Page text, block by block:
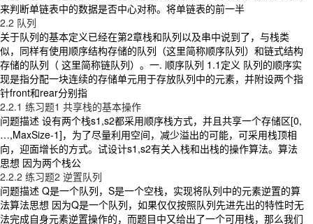
来判断单链表中的数据是否中心对称。将单链表的前一半
2.2 队列
关于队列的基本定义已经在第2章栈和队列以及串中说到了，与栈类
似，同样有使用顺序结构存储的队列（这里简称顺序队列）和链式结构
存储的队列（ 这里简称链队列）。一. 顺序队列 1.1定义 队列的顺序实
现是指分配一块连续的存储单元用于存放队列中的元素，并附设两个指
针front和rear分别指
2.2.1 练习题1 共享栈的基本操作
问题描述 设有两个栈s1,s2都采用顺序栈方式，并且共享一个存储区[0,
…,MaxSize-1]，为了尽量利用空间，减少溢出的可能，可采用栈顶相
向，迎面增长的方式。试设计s1,s2有关入栈和出栈的操作算法。算法
思想 因为两个栈公
2.2.2 练习题2 逆置队列
问题描述 Q是一个队列，S是一个空栈，实现将队列中的元素逆置的算
法算法思想 因为Q是一个队列，如果仅仅按照队列先进先出的特性时无
法完成自身元素逆置操作的，而题目中又给出了一个可用栈，那么我们